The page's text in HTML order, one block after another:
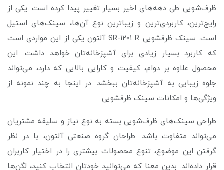
ظرف‌شویی طی دهه‌های اخیر بسیار تغییر پیدا کرده است. یکی از
رایج‌ترین، کاربردی‌ترین و زیباترین نوع آن‌ها، سینک‌های استیل
است. سینک ظرفشویی SR-۱۲۰۱ R آلتون یکی از این مواردی است
که کاربرد بسیار زیادی برای آشپزخانه‌تان خواهد داشت. این
محصول علاوه بر دوام، کیفیت و کارایی بالایی که دارد،‌ می‌تواند
جلوه زیبایی به آشپزخانه‌تان ببخشد. در اینجا به چند نمونه از
ویژگی‌ها و امکانات سینک ظرفشویی
طراحی سینک‌های ظرف‌شویی بسته به نوع نیاز و سلیقه مشتریان
می‌تواند متفاوت باشد. طراحان گروه صنعتی آلتون، با در نظر
گرفتن این موضوع، تنوع محصولات بیشتری را در اختیار کاربران
قرار داده‌اند. بدین معنا که می‌توانید خودتان انتخاب کنید، لگن‌ها